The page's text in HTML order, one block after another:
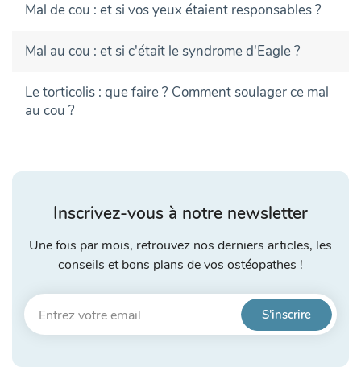
Mal de cou : et si vos yeux étaient responsables ?
Mal au cou : et si c'était le syndrome d'Eagle ?
Le torticolis : que faire ? Comment soulager ce mal
au cou ?
Inscrivez-vous à notre newsletter
Une fois par mois, retrouvez nos derniers articles, les
conseils et bons plans de vos ostéopathes !